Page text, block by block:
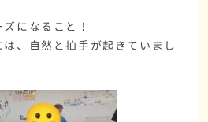
になること！
、自然と拍手が起きていまし